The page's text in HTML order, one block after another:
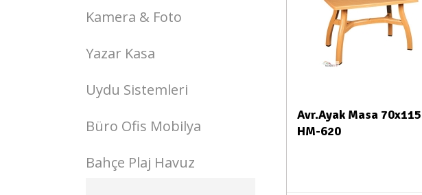
Kamera & Foto
Yazar Kasa
Uydu Sistemleri
Büro Ofis Mobilya
Bahçe Plaj Havuz
Avr.Ayak Masa 70x115
HM-620